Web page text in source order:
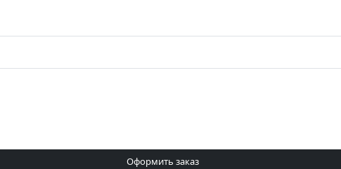
Оформить заказ